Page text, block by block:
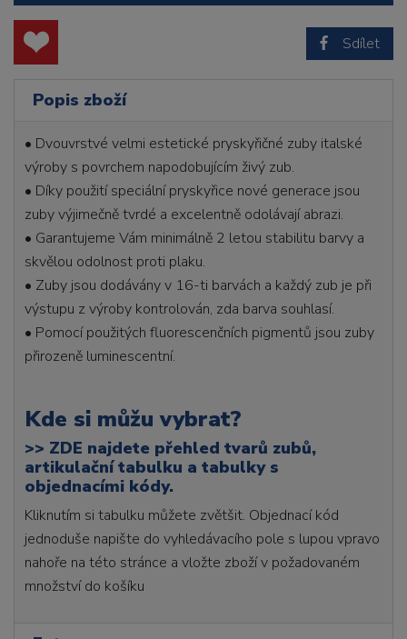
Sdílet
Popis zboží
• Dvouvrstvé velmi estetické pryskyřičné zuby italské
výroby s povrchem napodobujícím živý zub.
• Díky použití speciální pryskyřice nové generace jsou
zuby výjimečně tvrdé a excelentně odolávají abrazi.
• Garantujeme Vám minimálně 2 letou stabilitu barvy a
skvělou odolnost proti plaku.
• Zuby jsou dodávány v 16-ti barvách a každý zub je při
výstupu z výroby kontrolován, zda barva souhlasí.
• Pomocí použitých fluorescenčních pigmentů jsou zuby
přirozeně luminescentní.
Kde si můžu vybrat?
>> ZDE najdete přehled tvarů zubů,
artikulační tabulku a tabulky s
objednacími kódy.
Kliknutím si tabulku můžete zvětšit. Objednací kód
jednoduše napište do vyhledávacího pole s lupou vpravo
nahoře na této stránce a vložte zboží v požadovaném
množství do košíku